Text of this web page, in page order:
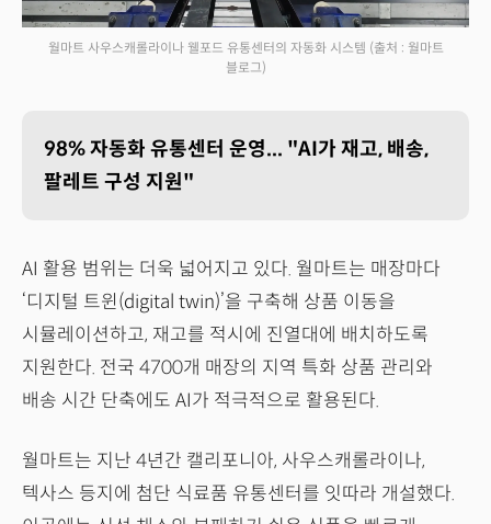
월마트 사우스캐롤라이나 웰포드 유통센터의 자동화 시스템 (출처 : 월마트
블로그)
98% 자동화 유통센터 운영... "AI가 재고, 배송,
팔레트 구성 지원"
AI 활용 범위는 더욱 넓어지고 있다. 월마트는 매장마다
‘디지털 트윈(digital twin)’을 구축해 상품 이동을
시뮬레이션하고, 재고를 적시에 진열대에 배치하도록
지원한다. 전국 4700개 매장의 지역 특화 상품 관리와
배송 시간 단축에도 AI가 적극적으로 활용된다.
월마트는 지난 4년간 캘리포니아, 사우스캐롤라이나,
텍사스 등지에 첨단 식료품 유통센터를 잇따라 개설했다.